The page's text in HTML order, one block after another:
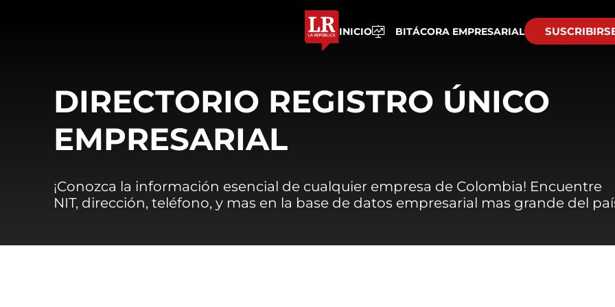
INICIO BITÁCORA EMPRESARIAL
DIRECTORIO REGISTRO ÚNICO
EMPRESARIAL
¡Conozca la información esencial de cualquier empresa de Colombia! Encuentre
NIT, dirección, teléfono, y mas en la base de datos empresarial mas grande del